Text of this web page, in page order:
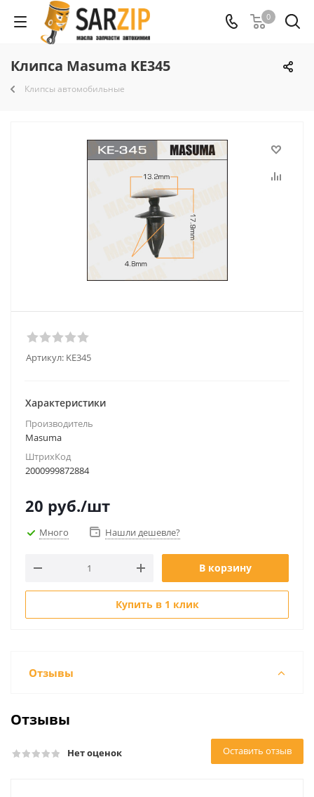
0
Клипса Masuma KE345
Клипсы автомобильные
Артикул: KE345
Характеристики
Производитель
Masuma
ШтрихКод
2000999872884
20 руб./шт
Много Нашли дешевле?
В корзину
Купить в 1 клик
Отзывы
Отзывы
Нет оценок Оставить отзыв